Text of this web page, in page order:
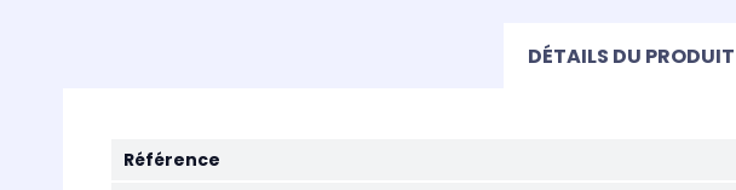
DÉTAILS DU PRODUIT
Référence